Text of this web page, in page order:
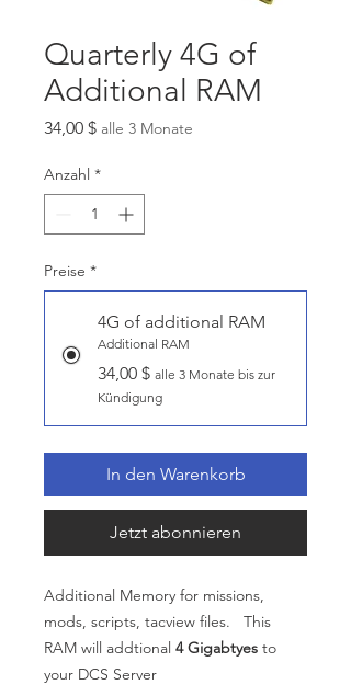
Quarterly 4G of
Additional RAM
34,00 $Preis
alle 3 Monate
Anzahl *
Preise *
4G of additional RAM
Additional RAM
34,00 $ alle 3 Monate bis zur
Kündigung
In den Warenkorb
Jetzt abonnieren
Additional Memory for missions,
mods, scripts, tacview files. This
RAM will addtional 4 Gigabtyes to
your DCS Server